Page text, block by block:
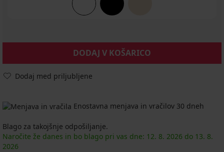
DODAJ V KOŠARICO
Dodaj med priljubljene
Enostavna menjava in vračilov 30 dneh
Blago za takojšnje odpošiljanje.
Naročite že danes in bo blago pri vas dne: 12. 8. 2026 do 13. 8.
2026